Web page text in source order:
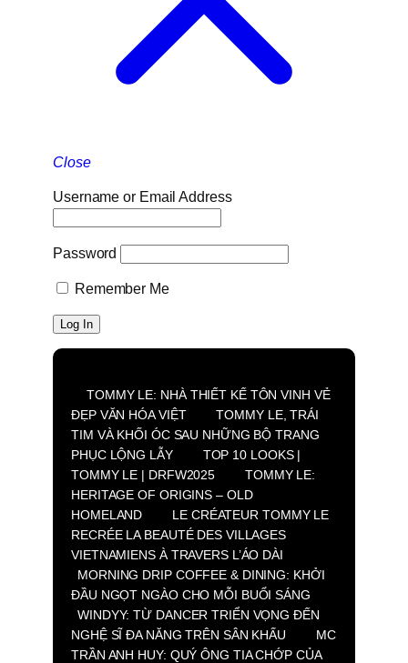
Close
Username or Email Address
Password
Remember Me
TOMMY LE: NHÀ THIẾT KẾ TÔN VINH VẺ
ĐẸP VĂN HÓA VIỆT
TOMMY LE, TRÁI
TIM VÀ KHỐI ÓC SAU NHỮNG BỘ TRANG
PHỤC LỘNG LẪY
TOP 10 LOOKS |
TOMMY LE | DRFW2025
TOMMY LE:
HERITAGE OF ORIGINS – OLD
HOMELAND
LE CRÉATEUR TOMMY LE
RECRÉE LA BEAUTÉ DES VILLAGES
VIETNAMIENS À TRAVERS L’ÁO DÀI
MORNING DRIP COFFEE & DINING: KHỞI
ĐẦU NGỌT NGÀO CHO MỖI BUỔI SÁNG
WINDYY: TỪ DANCER TRIỂN VỌNG ĐẾN
NGHỆ SĨ ĐA NĂNG TRÊN SÂN KHẤU
MC
TRẦN ANH HUY: QUÝ ÔNG TIA CHỚP CỦA